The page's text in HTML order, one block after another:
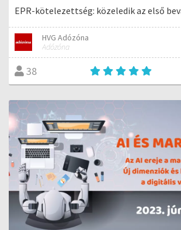
EPR-kötelezettség: közeledik az első
HVG Adózóna
Adózóna
38